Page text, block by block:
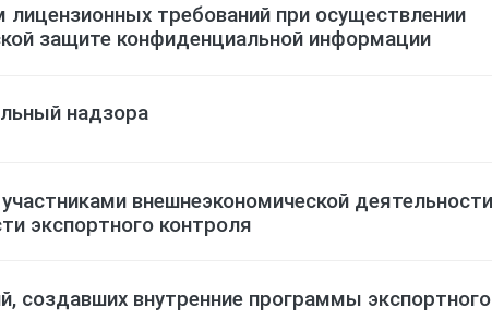
требований при осуществлении
защите конфиденциальной информации
надзора
внешнеэкономической деятельности
экспортного контроля
создавших внутренние программы экспортного